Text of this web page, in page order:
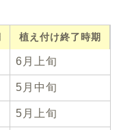
植え付け終了時期
6月上旬
5月中旬
5月上旬